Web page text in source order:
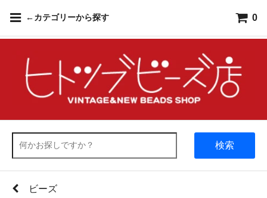
←カテゴリーから探す 0
検索
ビーズ